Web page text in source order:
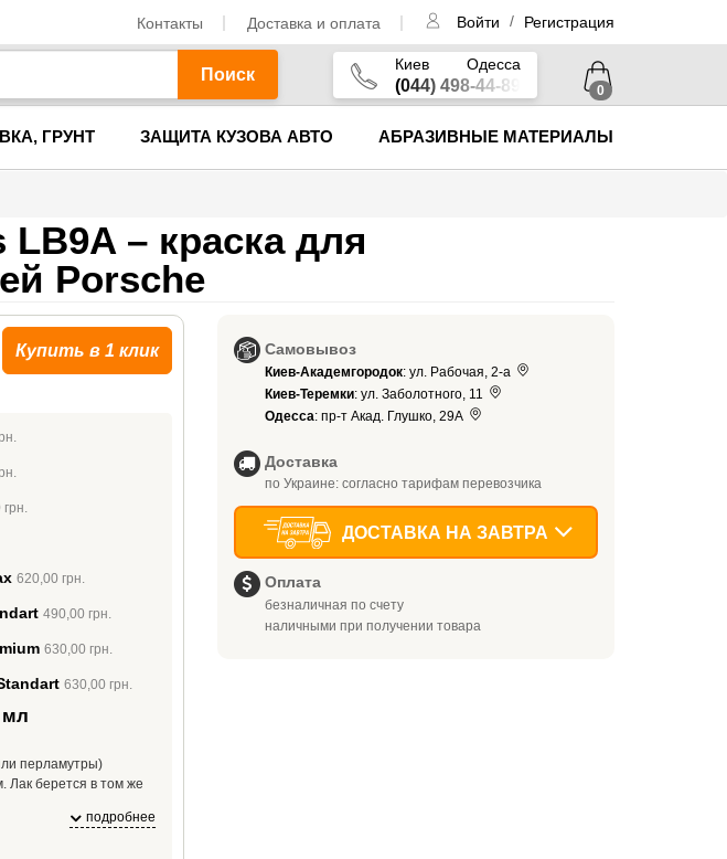
Контакты Доставка и оплата Войти / Регистрация
Поиск
Киев Одесса
(044) 498-44-89 0
ГРУНТ ЗАЩИТА КУЗОВА АВТО АБРАЗИВНЫЕ МАТЕРИАЛЫ
LB9A – краска для
Porsche
Купить в 1 клик
620,00 грн.
490,00 грн.
630,00 грн.
630,00 грн.
мл
перламутры)
Лак берется в том же
100 мл, укажите это в
подробнее
Самовывоз
Киев-Академгородок: ул. Рабочая, 2-а
Киев-Теремки: ул. Заболотного, 11
Одесса: пр-т Акад. Глушко, 29А
Доставка
по Украине: согласно тарифам перевозчика
ДОСТАВКА НА ЗАВТРА
Оплата
безналичная по счету
наличными при получении товара